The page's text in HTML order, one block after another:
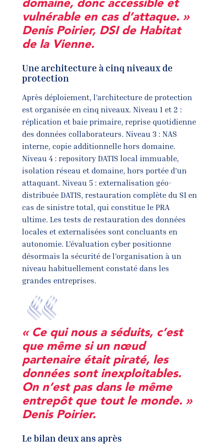
vulnérable en cas d’attaque. »
Denis Poirier, DSI de Habitat
de la Vienne.
Une architecture à cinq niveaux de
protection
Après déploiement, l’architecture de protection
est organisée en cinq niveaux. Niveau 1 et 2 :
réplication et baie primaire, reprise quotidienne
des données collaborateurs. Niveau 3 : NAS
interne, copie additionnelle hors domaine.
Niveau 4 : repository DATIS local immuable,
isolation réseau et domaine, hors portée d’un
attaquant. Niveau 5 : externalisation géo-
distribuée DATIS, restauration complète du SI en
cas de sinistre total, qui constitue le PRA
ultime. Les tests de restauration des données
locales et externalisées sont concluants en
autonomie. L’évaluation cyber positionne
désormais la sécurité de l’organisation à un
niveau habituellement constaté dans les
grandes entreprises.
« Ce qui nous a séduits, c’est
que même si un nœud
partenaire était piraté, les
données sont inexploitables.
On n’est pas dans le même
entrepôt que tout le monde. »
Denis Poirier.
Le bilan deux ans après